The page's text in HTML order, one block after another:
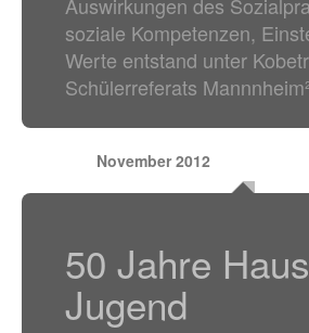
soziale Kompetenzen,
Werte entstand unter
Schülerreferats
November 2012
50 Jahre
Jugend